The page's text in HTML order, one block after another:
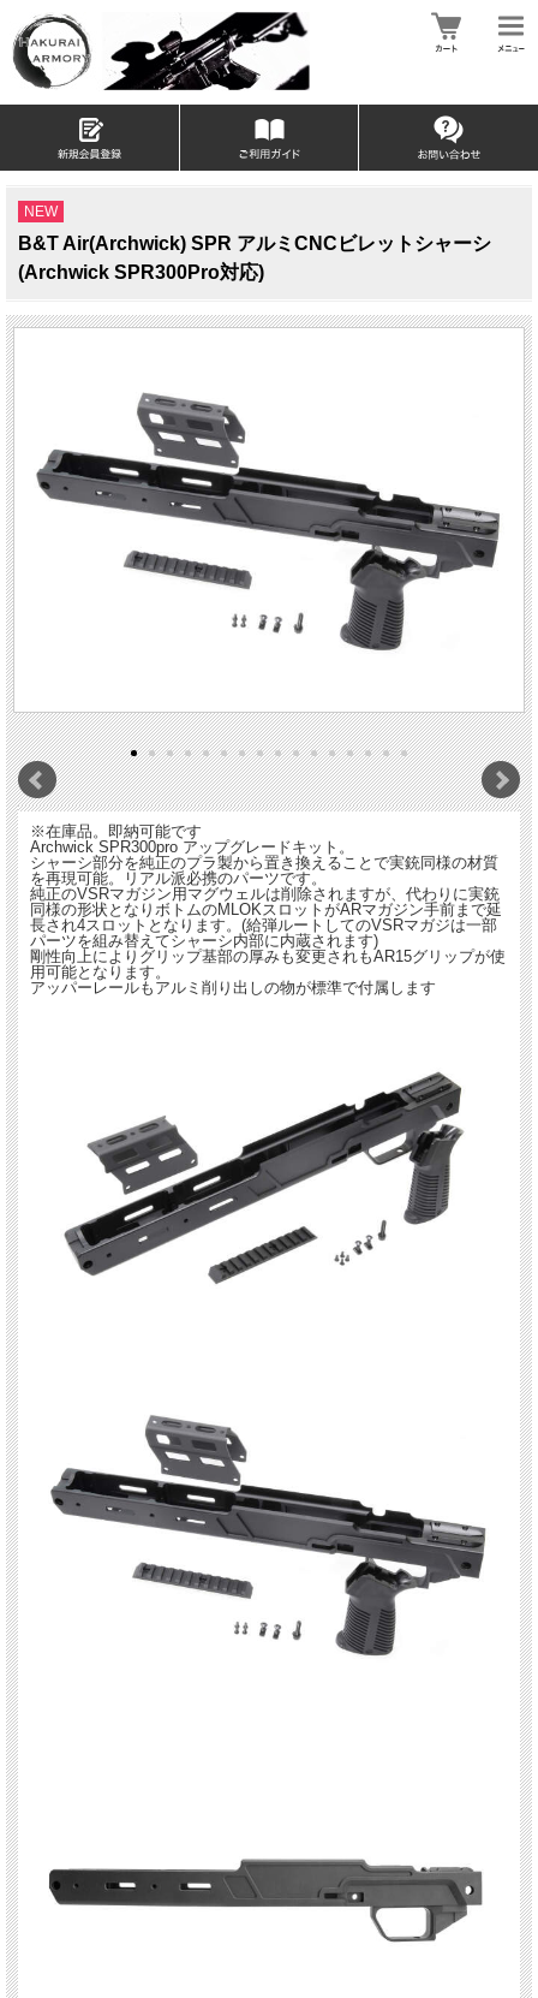
NEW
B&T Air(Archwick) SPR アルミCNCビレットシャーシ
(Archwick SPR300Pro対応)
※在庫品。即納可能です
Archwick SPR300pro アップグレードキット。
シャーシ部分を純正のプラ製から置き換えることで実銃同様の材質
を再現可能。リアル派必携のパーツです。
純正のVSRマガジン用マグウェルは削除されますが、代わりに実銃
同様の形状となりボトムのMLOKスロットがARマガジン手前まで延
長され4スロットとなります。(給弾ルートしてのVSRマガジは一部
パーツを組み替えてシャーシ内部に内蔵されます)
剛性向上によりグリップ基部の厚みも変更されもAR15グリップが使
用可能となります。
アッパーレールもアルミ削り出しの物が標準で付属します